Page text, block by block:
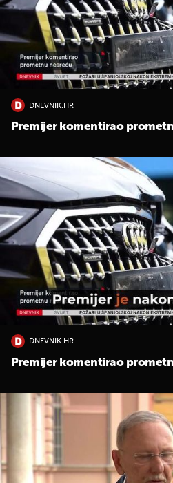
DNEVNIK.HR
Premijer komentirao
DNEVNIK.HR
Premijer komentirao